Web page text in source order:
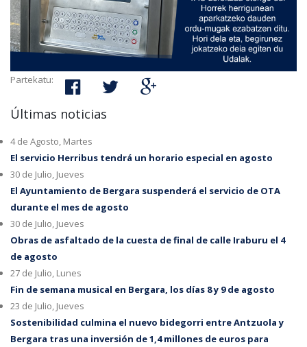
Partekatu:
Últimas noticias
4 de Agosto, Martes
El servicio Herribus tendrá un horario especial en agosto
30 de Julio, Jueves
El Ayuntamiento de Bergara suspenderá el servicio de OTA
durante el mes de agosto
30 de Julio, Jueves
Obras de asfaltado de la cuesta de final de calle Iraburu el 4
de agosto
27 de Julio, Lunes
Fin de semana musical en Bergara, los días 8 y 9 de agosto
23 de Julio, Jueves
Sostenibilidad culmina el nuevo bidegorri entre Antzuola y
Bergara tras una inversión de 1,4 millones de euros para